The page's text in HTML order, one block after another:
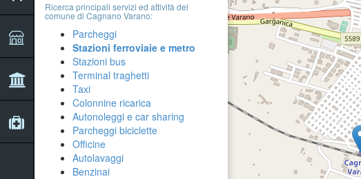
Ricerca principali servizi ed attività del
comune di Cagnano Varano:
Parcheggi
Stazioni ferroviaie e metro
Stazioni bus
Terminal traghetti
Taxi
Colonnine ricarica
Autonoleggi e car sharing
Parcheggi biciclette
Officine
Autolavaggi
Benzinai